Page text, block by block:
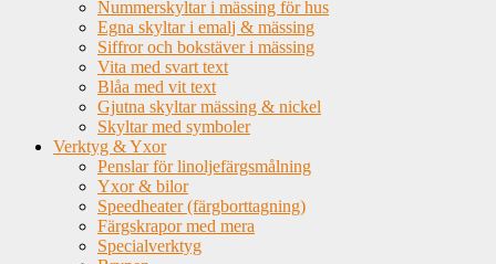
Nummerskyltar i mässing för hus
Egna skyltar i emalj & mässing
Siffror och bokstäver i mässing
Vita med svart text
Blåa med vit text
Gjutna skyltar mässing & nickel
Skyltar med symboler
Verktyg & Yxor
Penslar för linoljefärgsmålning
Yxor & bilor
Speedheater (färgborttagning)
Färgskrapor med mera
Specialverktyg